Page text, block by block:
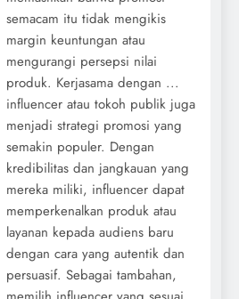
semacam itu tidak mengikis
margin keuntungan atau
mengurangi persepsi nilai
produk. Kerjasama dengan ...
influencer atau tokoh publik juga
menjadi strategi promosi yang
semakin populer. Dengan
kredibilitas dan jangkauan yang
mereka miliki, influencer dapat
memperkenalkan produk atau
layanan kepada audiens baru
dengan cara yang autentik dan
persuasif. Sebagai tambahan,